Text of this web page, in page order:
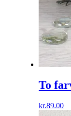
To
kr.89.00